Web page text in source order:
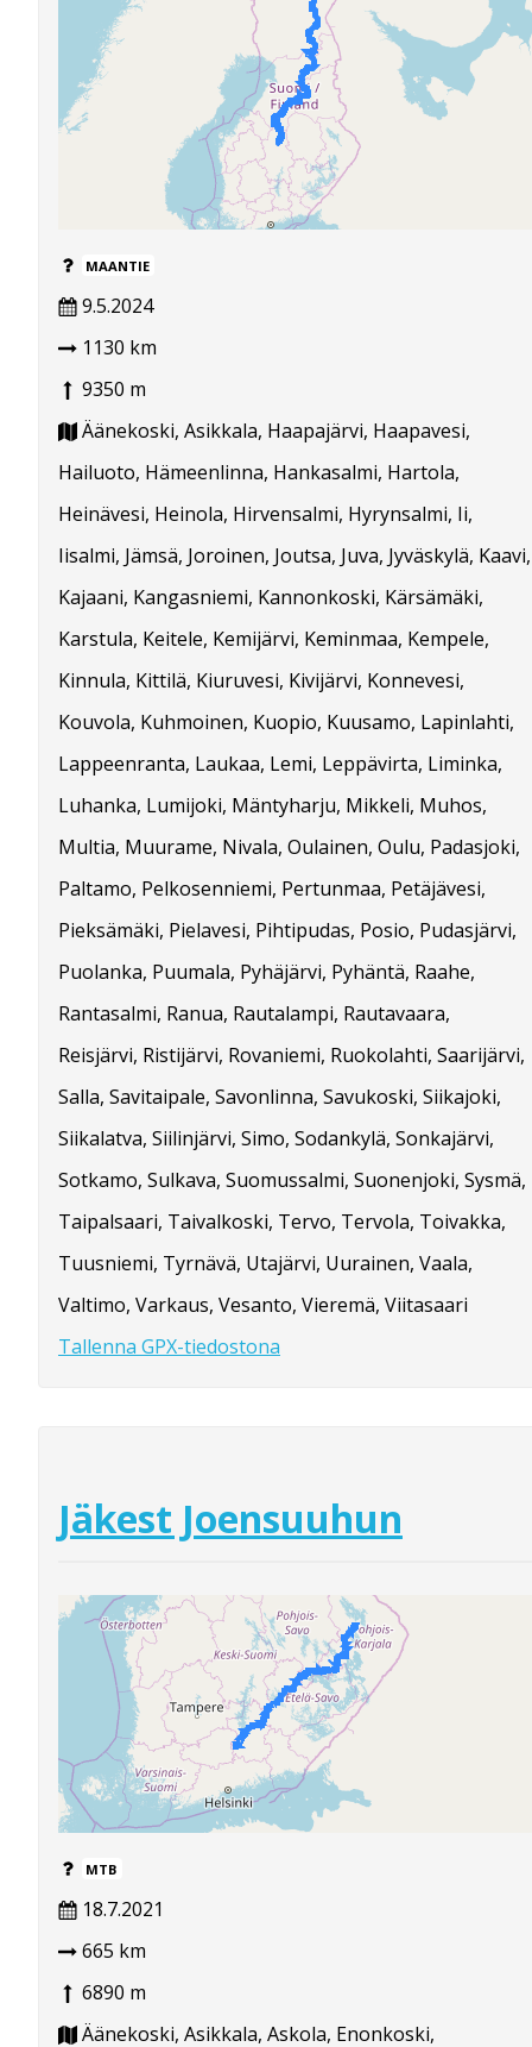
MAANTIE
9.5.2024
1130 km
9350 m
Äänekoski, Asikkala, Haapajärvi, Haapavesi,
Hailuoto, Hämeenlinna, Hankasalmi, Hartola,
Heinävesi, Heinola, Hirvensalmi, Hyrynsalmi, Ii,
Iisalmi, Jämsä, Joroinen, Joutsa, Juva, Jyväskylä, Kaavi,
Kajaani, Kangasniemi, Kannonkoski, Kärsämäki,
Karstula, Keitele, Kemijärvi, Keminmaa, Kempele,
Kinnula, Kittilä, Kiuruvesi, Kivijärvi, Konnevesi,
Kouvola, Kuhmoinen, Kuopio, Kuusamo, Lapinlahti,
Lappeenranta, Laukaa, Lemi, Leppävirta, Liminka,
Luhanka, Lumijoki, Mäntyharju, Mikkeli, Muhos,
Multia, Muurame, Nivala, Oulainen, Oulu, Padasjoki,
Paltamo, Pelkosenniemi, Pertunmaa, Petäjävesi,
Pieksämäki, Pielavesi, Pihtipudas, Posio, Pudasjärvi,
Puolanka, Puumala, Pyhäjärvi, Pyhäntä, Raahe,
Rantasalmi, Ranua, Rautalampi, Rautavaara,
Reisjärvi, Ristijärvi, Rovaniemi, Ruokolahti, Saarijärvi,
Salla, Savitaipale, Savonlinna, Savukoski, Siikajoki,
Siikalatva, Siilinjärvi, Simo, Sodankylä, Sonkajärvi,
Sotkamo, Sulkava, Suomussalmi, Suonenjoki, Sysmä,
Taipalsaari, Taivalkoski, Tervo, Tervola, Toivakka,
Tuusniemi, Tyrnävä, Utajärvi, Uurainen, Vaala,
Valtimo, Varkaus, Vesanto, Vieremä, Viitasaari
Tallenna GPX-tiedostona
Jäkest Joensuuhun
MTB
18.7.2021
665 km
6890 m
Äänekoski, Asikkala, Askola, Enonkoski,